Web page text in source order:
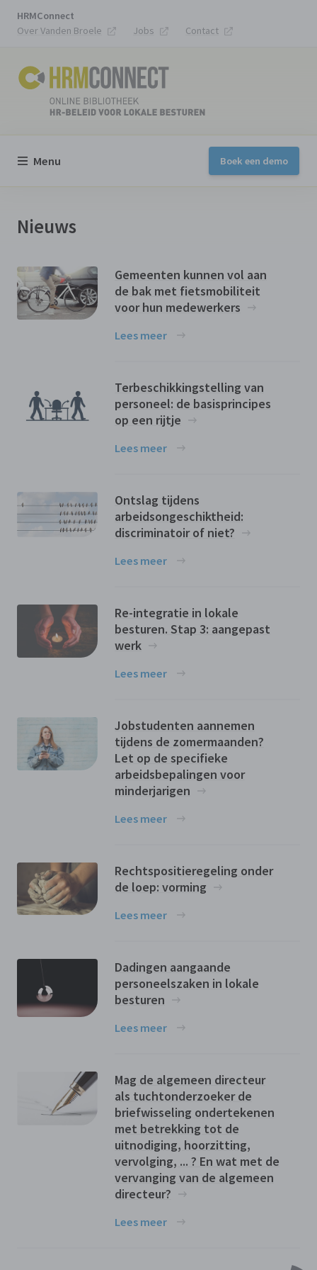
HRMConnect
Over Vanden Broele
Jobs Contact
Menu Boek een demo
Nieuws
Gemeenten kunnen vol aan
de bak met fietsmobiliteit
voor hun medewerkers
Lees meer
Terbeschikkingstelling van
personeel: de basisprincipes
op een rijtje
Lees meer
Ontslag tijdens
arbeidsongeschiktheid:
discriminatoir of niet?
Lees meer
Re-integratie in lokale
besturen. Stap 3: aangepast
werk
Lees meer
Jobstudenten aannemen
tijdens de zomermaanden?
Let op de specifieke
arbeidsbepalingen voor
minderjarigen
Lees meer
Rechtspositieregeling onder
de loep: vorming
Lees meer
Dadingen aangaande
personeelszaken in lokale
besturen
Lees meer
Mag de algemeen directeur
als tuchtonderzoeker de
briefwisseling ondertekenen
met betrekking tot de
uitnodiging, hoorzitting,
vervolging, ... ? En wat met de
vervanging van de algemeen
directeur?
Lees meer